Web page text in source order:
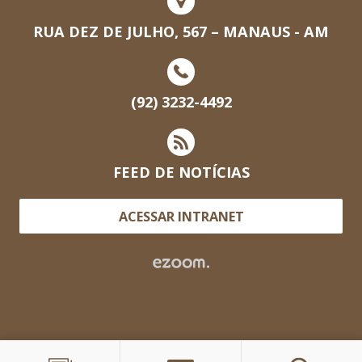
RUA DEZ DE JULHO, 567 – MANAUS - AM
(92) 3232-4492
FEED DE NOTÍCIAS
ACESSAR INTRANET